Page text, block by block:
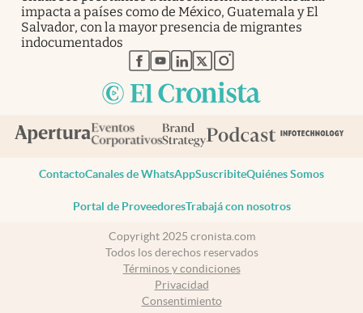
impacta a países como de México, Guatemala y El
Salvador, con la mayor presencia de migrantes
indocumentados
abre en nueva pestaña
abre en nueva pestaña
abre en nueva pestaña
abre en nueva pestaña
abre en nueva pestaña
ContactoCanales de WhatsAppSuscribiteQuiénes Somos
Portal de ProveedoresTrabajá con nosotros
Copyright 2025 cronista.com
Todos los derechos reservados
Términos y condiciones
Privacidad
Consentimiento